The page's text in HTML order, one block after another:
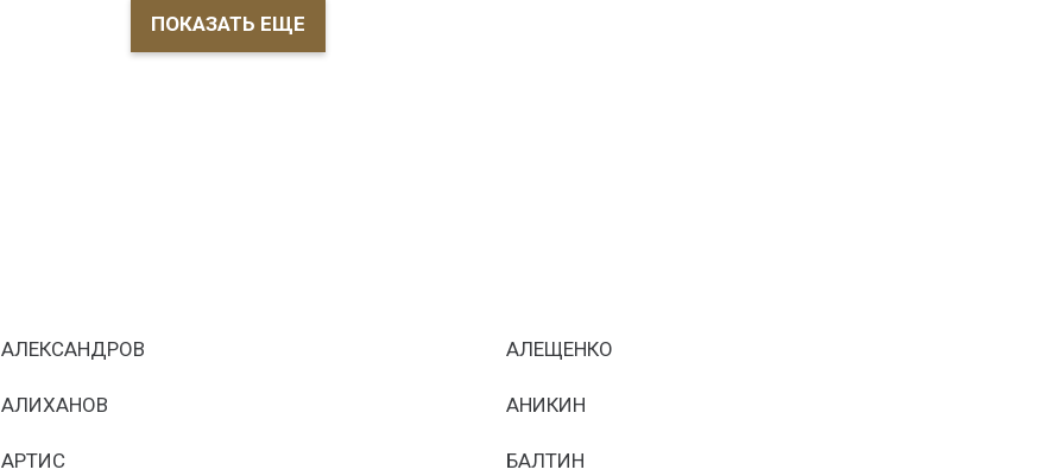
ПОКАЗАТЬ ЕЩЕ
АЛЕКСАНДРОВ АЛЕЩЕНКО
АЛИХАНОВ АНИКИН
АРТИС БАЛТИН